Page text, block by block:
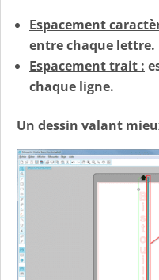
Espacement
entre chaque lettre.
Espacement trait :
chaque ligne.
Un dessin valant